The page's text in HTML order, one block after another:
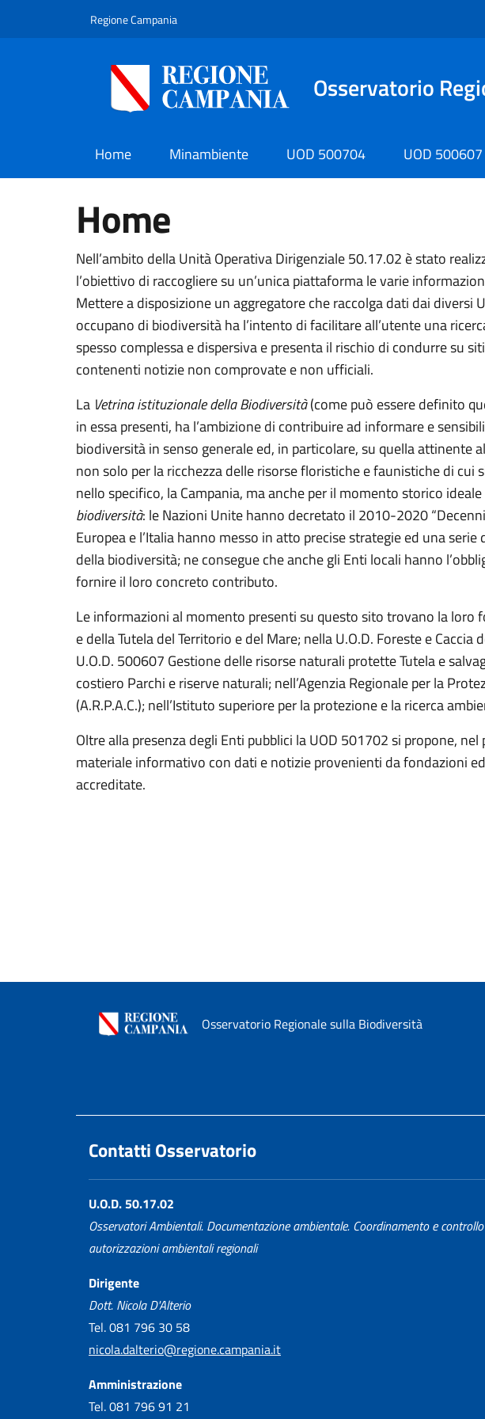
Regione Campania
Osservatorio
Home Minambiente UOD 500704 UOD 500607
Home
Nell’ambito della Unità Operativa Dirigenziale 50.17.02 è stato
l’obiettivo di raccogliere su un’unica piattaforma le varie
Mettere a disposizione un aggregatore che raccolga dati dai diversi
occupano di biodiversità ha l’intento di facilitare all’utente una
spesso complessa e dispersiva e presenta il rischio di condurre su
contenenti notizie non comprovate e non ufficiali.
La Vetrina istituzionale della Biodiversità(come può essere definito
in essa presenti, ha l’ambizione di contribuire ad informare e
biodiversità in senso generale ed, in particolare, su quella attinente
non solo per la ricchezza delle risorse floristiche e faunistiche di cui
nello specifico, la Campania, ma anche per il momento storico
biodiversità: le Nazioni Unite hanno decretato il 2010-2020
Europea e l’Italia hanno messo in atto precise strategie ed una
della biodiversità; ne consegue che anche gli Enti locali hanno
fornire il loro concreto contributo.
Le informazioni al momento presenti su questo sito trovano la loro
e della Tutela del Territorio e del Mare; nella U.O.D. Foreste e Caccia
U.O.D. 500607 Gestione delle risorse naturali protette Tutela e
costiero Parchi e riserve naturali; nell’Agenzia Regionale per la
(A.R.P.A.C.); nell’Istituto superiore per la protezione e la ricerca
Oltre alla presenza degli Enti pubblici la UOD 501702 si propone,
materiale informativo con dati e notizie provenienti da fondazioni
accreditate.
Osservatorio Regionale sulla Biodiversità
Contatti Osservatorio
U.O.D. 50.17.02
Osservatori Ambientali. Documentazione ambientale. Coordinamento e controllo
autorizzazioni ambientali regionali
Dirigente
Dott. Nicola D'Alterio
Tel. 081 796 30 58
nicola.dalterio@regione.campania.it
Amministrazione
Tel. 081 796 91 21